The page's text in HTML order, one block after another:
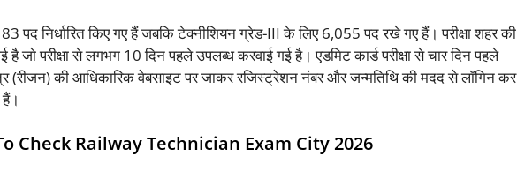
पद निर्धारित किए गए हैं जबकि टेक्नीशियन ग्रेड-III के लिए 6,055 पद रखे गए हैं। परीक्षा शहर की
है जो परीक्षा से लगभग 10 दिन पहले उपलब्ध करवाई गई है। एडमिट कार्ड परीक्षा से चार दिन पहले
(रीजन) की आधिकारिक वेबसाइट पर जाकर रजिस्ट्रेशन नंबर और जन्मतिथि की मदद से लॉगिन कर
Check Railway Technician Exam City 2026